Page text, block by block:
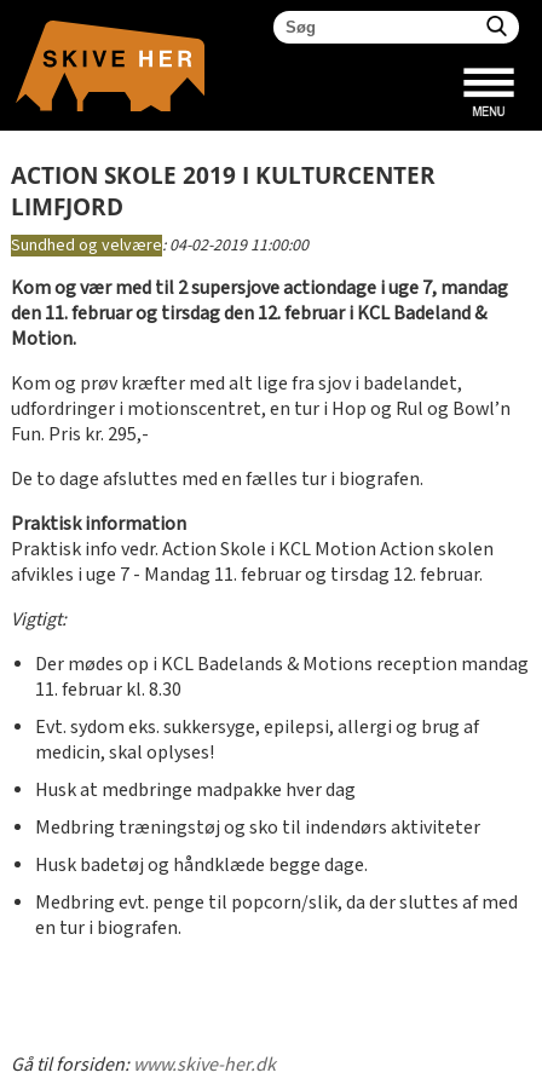
ACTION SKOLE 2019 I KULTURCENTER
LIMFJORD
Sundhed og velvære:04-02-2019 11:00:00
Kom og vær med til 2 supersjove actiondage i uge 7, mandag
den 11. februar og tirsdag den 12. februar i KCL Badeland &
Motion.
Kom og prøv kræfter med alt lige fra sjov i badelandet,
udfordringer i motionscentret, en tur i Hop og Rul og Bowl’n
Fun. Pris kr. 295,-
De to dage afsluttes med en fælles tur i biografen.
Praktisk information
Praktisk info vedr. Action Skole i KCL Motion Action skolen
afvikles i uge 7 - Mandag 11. februar og tirsdag 12. februar.
Vigtigt:
Der mødes op i KCL Badelands & Motions reception mandag
11. februar kl. 8.30
Evt. sydom eks. sukkersyge, epilepsi, allergi og brug af
medicin, skal oplyses!
Husk at medbringe madpakke hver dag
Medbring træningstøj og sko til indendørs aktiviteter
Husk badetøj og håndklæde begge dage.
Medbring evt. penge til popcorn/slik, da der sluttes af med
en tur i biografen.
Gå til forsiden:www.skive-her.dk